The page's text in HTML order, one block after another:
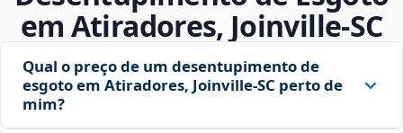
em Atiradores, Joinville‑SC
Qual o preço de um desentupimento de
esgoto em Atiradores, Joinville‑SC perto de
mim?